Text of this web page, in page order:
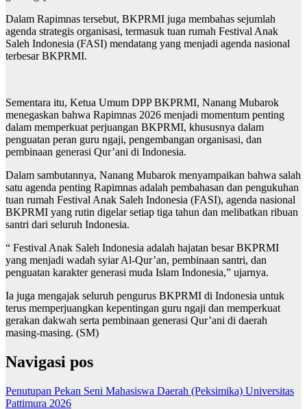
Dalam Rapimnas tersebut, BKPRMI juga membahas sejumlah
agenda strategis organisasi, termasuk tuan rumah Festival Anak
Saleh Indonesia (FASI) mendatang yang menjadi agenda nasional
terbesar BKPRMI.
Sementara itu, Ketua Umum DPP BKPRMI, Nanang Mubarok
menegaskan bahwa Rapimnas 2026 menjadi momentum penting
dalam memperkuat perjuangan BKPRMI, khususnya dalam
penguatan peran guru ngaji, pengembangan organisasi, dan
pembinaan generasi Qur’ani di Indonesia.
Dalam sambutannya, Nanang Mubarok menyampaikan bahwa salah
satu agenda penting Rapimnas adalah pembahasan dan pengukuhan
tuan rumah Festival Anak Saleh Indonesia (FASI), agenda nasional
BKPRMI yang rutin digelar setiap tiga tahun dan melibatkan ribuan
santri dari seluruh Indonesia.
“ Festival Anak Saleh Indonesia adalah hajatan besar BKPRMI
yang menjadi wadah syiar Al-Qur’an, pembinaan santri, dan
penguatan karakter generasi muda Islam Indonesia,” ujarnya.
Ia juga mengajak seluruh pengurus BKPRMI di Indonesia untuk
terus memperjuangkan kepentingan guru ngaji dan memperkuat
gerakan dakwah serta pembinaan generasi Qur’ani di daerah
masing-masing. (SM)
Navigasi pos
Penutupan Pekan Seni Mahasiswa Daerah (Peksimika) Universitas
Pattimura 2026